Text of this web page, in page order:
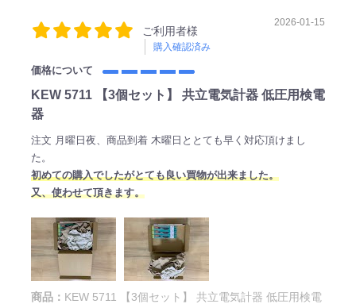
ご利用者様
購入確認済み
2026-01-15
価格について
KEW 5711 【3個セット】 共立電気計器 低圧用検電
器
注文 月曜日夜、商品到着 木曜日ととても早く対応頂けまし
た。
初めての購入でしたがとても良い買物が出来ました。
又、使わせて頂きます。
商品： KEW 5711 【3個セット】 共立電気計器 低圧用検電